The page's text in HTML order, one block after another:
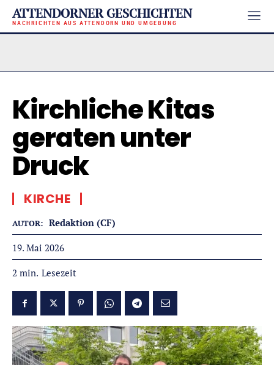
ATTENDORNER GESCHICHTEN
NACHRICHTEN AUS ATTENDORN UND UMGEBUNG
Kirchliche Kitas
geraten unter
Druck
KIRCHE
AUTOR: Redaktion (CF)
19. Mai 2026
2 min. Lesezeit